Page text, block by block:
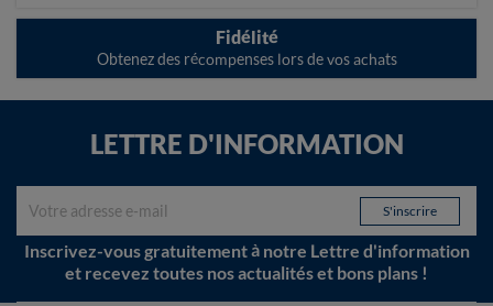
Fidélité
Obtenez des récompenses lors de vos achats
LETTRE D'INFORMATION
Inscrivez-vous gratuitement à notre Lettre d'information
et recevez toutes nos actualités et bons plans !